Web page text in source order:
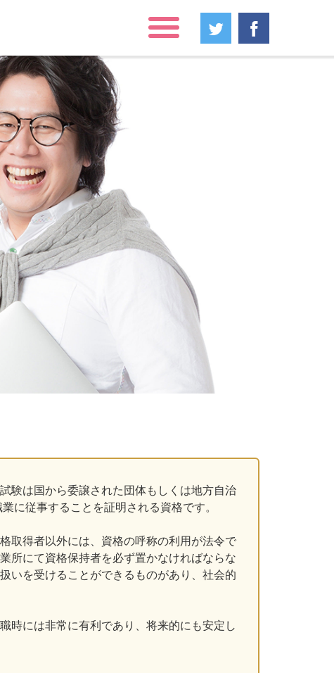
験は国から委譲された団体もしくは地方自治
に従事することを証明される資格です。
取得者以外には、資格の呼称の利用が法令で
所にて資格保持者を必ず置かなければならな
いを受けることができるものがあり、社会的
時には非常に有利であり、将来的にも安定し